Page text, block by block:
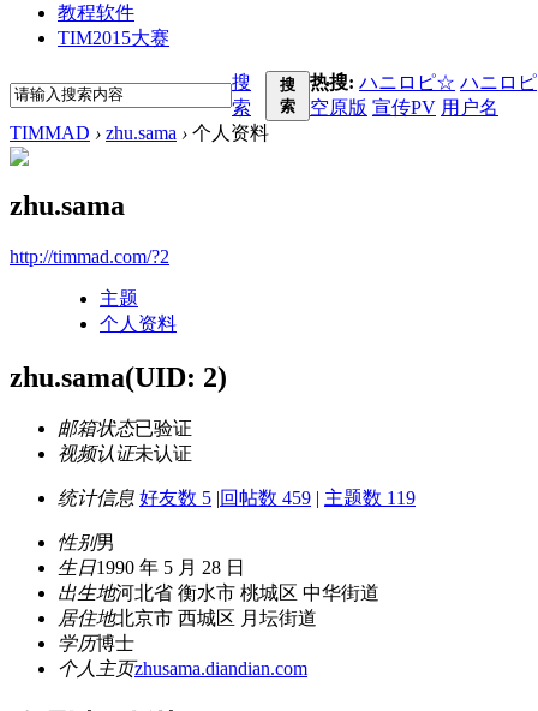
教程软件
TIM2015大赛
搜
索
搜
索
热搜: ハニロピ☆ ハニロピ
空原版 宣传PV 用户名
TIMMAD › zhu.sama › 个人资料
zhu.sama
http://timmad.com/?2
主题
个人资料
zhu.sama(UID: 2)
邮箱状态已验证
视频认证未认证
统计信息 好友数 5 |回帖数 459 | 主题数 119
性别男
生日1990 年 5 月 28 日
出生地河北省 衡水市 桃城区 中华街道
居住地北京市 西城区 月坛街道
学历博士
个人主页zhusama.diandian.com